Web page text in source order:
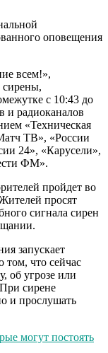
оповещения
всем!»,
сирены,
с 10:43 до
и радиоканалов
«Техническая
ТВ», «России
24», «Карусели»,
ФМ».
пройдет во
просят
сигнала сирен
запускает
том, что сейчас
об угрозе или
сирене
и прослушать
могут постоять